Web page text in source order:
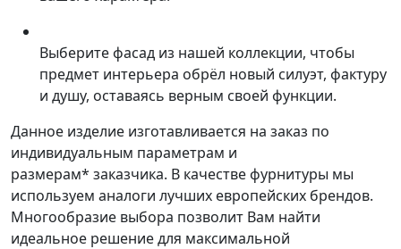
Выберите фасад из нашей коллекции, чтобы
предмет интерьера обрёл новый силуэт, фактуру
и душу, оставаясь верным своей функции.
Данное изделие изготавливается на заказ по
индивидуальным параметрам и
размерам* заказчика. В качестве фурнитуры мы
используем аналоги лучших европейских брендов.
Многообразие выбора позволит Вам найти
идеальное решение для максимальной